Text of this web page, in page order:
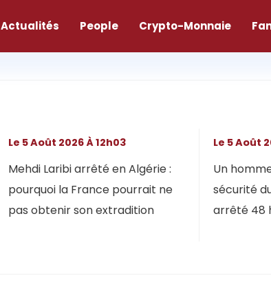
Actualités People Crypto-Monnaie
Mehdi Laribi arrêté en Algérie :
pourquoi la France pourrait ne
pas obtenir son extradition
Le 5 Août 2026 À 12h03
Un
sécurité
arrêté 48
Le 5 Août